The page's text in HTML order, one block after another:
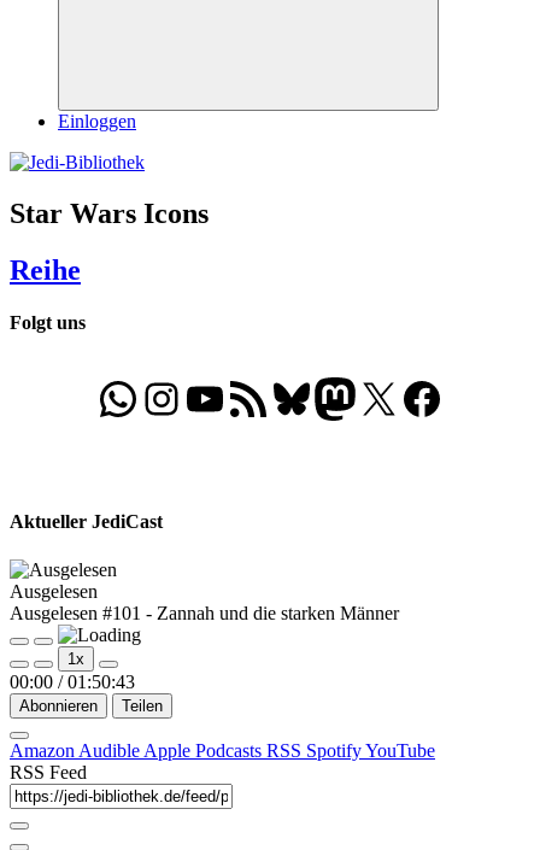
Suchen
Einloggen
Star Wars Icons
Reihe
Folgt uns
WhatsApp
Folgt uns auf Instagram
Besucht unseren YouTube-Kanal
RSS-FeedBluesky
Folgt uns auf Mastodon
X Folgt uns auf
Aktueller JediCast
Ausgelesen
Ausgelesen #101 - Zannah und die starken Männer
Play
Episode
Pause
Episode
1x
00:00 / 01:50:43
Abonnieren Teilen
Amazon Audible Apple Podcasts RSS SpotifyYouTube
RSS Feed